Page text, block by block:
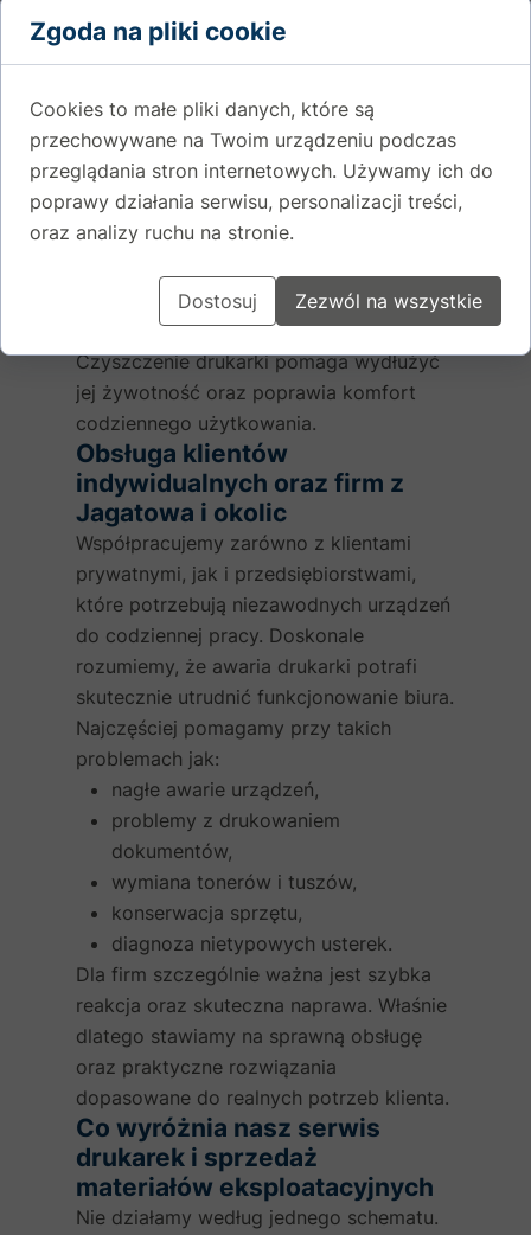
Korzystanie z dobrej jakości
papieru
Papier niskiej jakości pozostawia drobinki
pyłu, które osadzają się wewnątrz
urządzenia i utrudniają jego pracę.
Unikanie przypadkowych
zamienników
Niektóre tanie tonery i tusze mogą
powodować zabrudzenia, wycieki lub
problemy z wydrukiem.
Regularna konserwacja
urządzenia
Czyszczenie drukarki pomaga wydłużyć
jej żywotność oraz poprawia komfort
codziennego użytkowania.
Obsługa klientów
indywidualnych oraz firm z
Jagatowa i okolic
Współpracujemy zarówno z klientami
prywatnymi, jak i przedsiębiorstwami,
które potrzebują niezawodnych urządzeń
do codziennej pracy. Doskonale
rozumiemy, że awaria drukarki potrafi
skutecznie utrudnić funkcjonowanie biura.
Najczęściej pomagamy przy takich
problemach jak:
nagłe awarie urządzeń,
problemy z drukowaniem
dokumentów,
wymiana tonerów i tuszów,
konserwacja sprzętu,
diagnoza nietypowych usterek.
Dla firm szczególnie ważna jest szybka
reakcja oraz skuteczna naprawa. Właśnie
dlatego stawiamy na sprawną obsługę
oraz praktyczne rozwiązania
dopasowane do realnych potrzeb klienta.
Co wyróżnia nasz serwis
drukarek i sprzedaż
materiałów eksploatacyjnych
Nie działamy według jednego schematu.
Zgoda na pliki cookie
Cookies to małe pliki danych, które są
przechowywane na Twoim urządzeniu podczas
przeglądania stron internetowych. Używamy ich do
poprawy działania serwisu, personalizacji treści,
oraz analizy ruchu na stronie.
Dostosuj Zezwól na wszystkie